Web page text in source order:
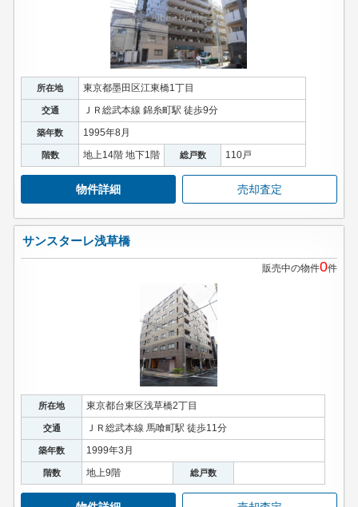
所在地 東京都墨田区江東橋1丁目
交通 ＪＲ総武本線 錦糸町駅 徒歩9分
築年数 1995年8月
階数 地上14階 地下1階 総戸数 110戸
物件詳細 売却査定
サンスターレ浅草橋
販売中の物件0件
所在地 東京都台東区浅草橋2丁目
交通 ＪＲ総武本線 馬喰町駅 徒歩11分
築年数 1999年3月
階数 地上9階 総戸数